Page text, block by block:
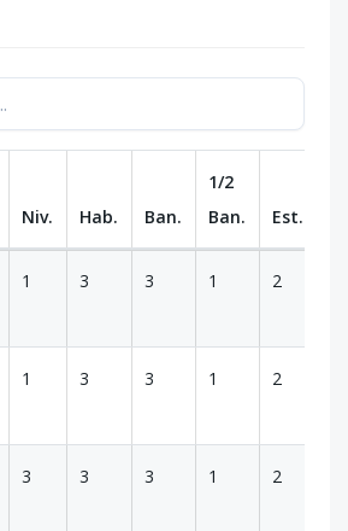
Niv. Hab. Ban.
1/2
Ban.
Est.
1 3 3 1 2
1 3 3 1 2
3 3 3 1 2